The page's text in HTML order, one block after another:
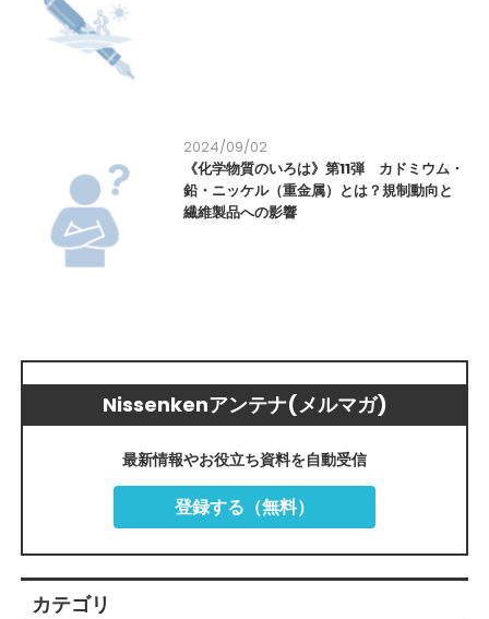
2024/09/02
《化学物質のいろは》第11弾 カドミウム・
鉛・ニッケル（重金属）とは？規制動向と
繊維製品への影響
Nissenkenアンテナ(メルマガ)
最新情報やお役立ち資料を自動受信
登録する（無料）
カテゴリ